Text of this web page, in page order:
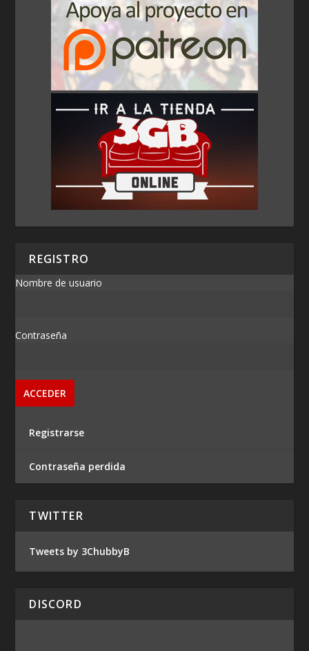
REGISTRO
Nombre de usuario
Contraseña
Registrarse
Contraseña perdida
TWITTER
Tweets by 3ChubbyB
DISCORD